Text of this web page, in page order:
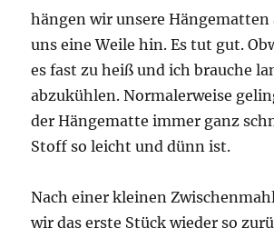
hängen wir unsere Hängematten
uns eine Weile hin. Es tut gut.
es fast zu heiß und ich brauche
abzukühlen. Normalerweise
der Hängematte immer ganz
Stoff so leicht und dünn ist.
Nach einer kleinen
wir das erste Stück wieder so